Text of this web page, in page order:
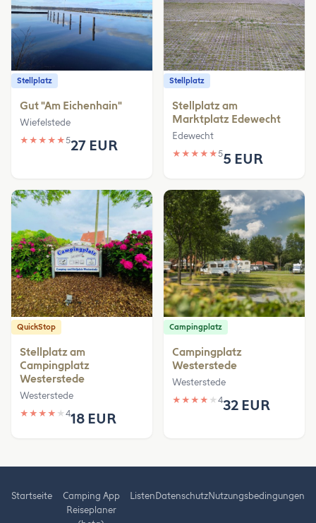
Stellplatz
Gut "Am Eichenhain"
Wiefelstede
★ ★ ★ ★ ★527 EUR
Stellplatz
Stellplatz am
Marktplatz Edewecht
Edewecht
★ ★ ★ ★ ★55 EUR
QuickStop
Stellplatz am
Campingplatz
Westerstede
Westerstede
★ ★ ★ ★ ★ 418 EUR
Campingplatz
Campingplatz
Westerstede
Westerstede
★ ★ ★ ★ ★ 432 EUR
Startseite
Camping App
Reiseplaner
ListenDatenschutzNutzungsbedingungen